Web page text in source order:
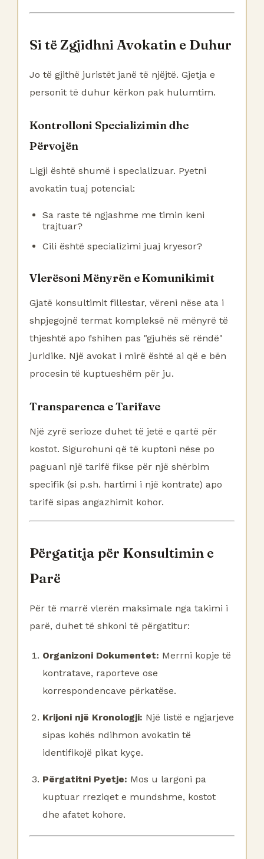
Si të Zgjidhni Avokatin e Duhur
Jo të gjithë juristët janë të njëjtë. Gjetja e
personit të duhur kërkon pak hulumtim.
Kontrolloni Specializimin dhe
Përvojën
Ligji është shumë i specializuar. Pyetni
avokatin tuaj potencial:
Sa raste të ngjashme me timin keni
trajtuar?
Cili është specializimi juaj kryesor?
Vlerësoni Mënyrën e Komunikimit
Gjatë konsultimit fillestar, vëreni nëse ata i
shpjegojnë termat kompleksë në mënyrë të
thjeshtë apo fshihen pas "gjuhës së rëndë"
juridike. Një avokat i mirë është ai që e bën
procesin të kuptueshëm për ju.
Transparenca e Tarifave
Një zyrë serioze duhet të jetë e qartë për
kostot. Sigurohuni që të kuptoni nëse po
paguani një tarifë fikse për një shërbim
specifik (si p.sh. hartimi i një kontrate) apo
tarifë sipas angazhimit kohor.
Përgatitja për Konsultimin e
Parë
Për të marrë vlerën maksimale nga takimi i
parë, duhet të shkoni të përgatitur:
Organizoni Dokumentet: Merrni kopje të
kontratave, raporteve ose
korrespondencave përkatëse.
Krijoni një Kronologji: Një listë e ngjarjeve
sipas kohës ndihmon avokatin të
identifikojë pikat kyçe.
Përgatitni Pyetje: Mos u largoni pa
kuptuar rreziqet e mundshme, kostot
dhe afatet kohore.